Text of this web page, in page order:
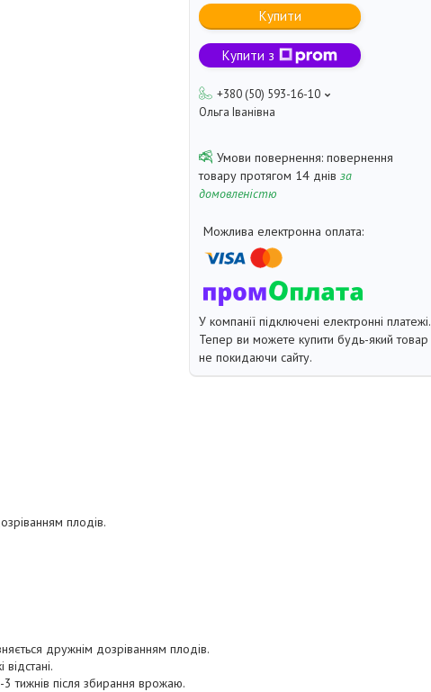
Купити
Купити з
+380 (50) 593-16-10
Ольга Іванівна
повернення
товару протягом 14 днів за
домовленістю
У компанії підключені електронні платежі.
Тепер ви можете купити будь-який товар
не покидаючи сайту.
плодів.
дружнім дозріванням плодів.
тижнів після збирання врожаю.